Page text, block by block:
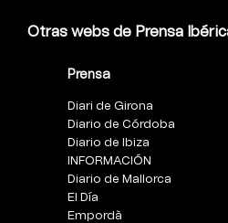
Otras webs de Prensa
Prensa
Diari de Girona
Diario de Córdoba
Diario de Ibiza
INFORMACIÓN
Diario de Mallorca
El Día
Empordà